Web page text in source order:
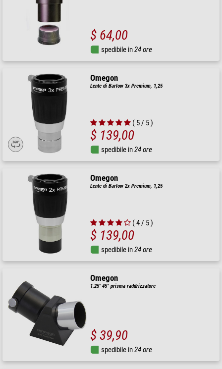
$ 64,00
spedibile in24 ore
Omegon
Lente di Barlow 3x Premium, 1,25
( 5 / 5 )
$ 139,00
spedibile in24 ore
Omegon
Lente di Barlow 2x Premium, 1,25
( 4 / 5 )
$ 139,00
spedibile in24 ore
Omegon
1.25" 45° prisma raddrizzatore
$ 39,90
spedibile in24 ore